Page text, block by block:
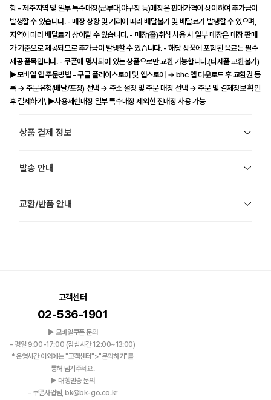
항 - 제주지역 및 일부 특수매장(군부대,야구장 등)매장은 판매가격이 상이하여 추가금이
발생할 수 있습니다. - 매장 상황 및 거리에 따라 배달불가 및 배달료가 발생할 수 있으며,
지역에 따라 배달료가 상이할 수 있습니다. - 매장(홀)취식 사용 시 일부 매장은 매장 판매
가 기준으로 제공되므로 추가금이 발생할 수 있습니다. - 해당 상품에 포함된 음료는 필수
제공 품목입니다. - 쿠폰에 명시되어 있는 상품으로만 교환 가능합니다.(타제품 교환불가)
▶모바일 앱 주문방법 - 구글 플레이스토어 및 앱스토어 → bhc 앱 다운로드 후 교환권 등
록 → 주문유형(배달/포장) 선택 → 주소 설정 및 주문 매장 선택 → 주문 및 결제정보 확인
후 결제하기\ ▶사용제한매장 일부 특수매장 제외한 전매장 사용 가능
상품 결제 정보
발송 안내
교환/반품 안내
고객센터
02-536-1901
▶ 모바일쿠폰 문의
- 평일 9:00-17:00 (점심시간 12:00~13:00)
*운영시간 이외에는 "고객센터">"문의하기"를
통해 남겨주세요.
▶ 대행발송 문의
- 쿠폰사업팀, bk@bk-go.co.kr